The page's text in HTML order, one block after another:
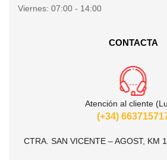
Viernes: 07:00 - 14:00
CONTACTA
Atención al cliente
(+34)
CTRA. SAN VICENTE – AGOST, KM